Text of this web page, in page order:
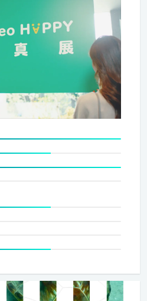
してやろう」 「これだけの金額し
の対応で当然だ」 など、このよう
た要素で 構成された仕事の結果は
要
手のことを想って相手の気持ちを
ても ご依頼頂いている方々に喜ん
きるこ
いている方々へのまっすぐな想いが
常に対する考え方をプラスの方向に
感謝の気持ちと仕事の結果を残し
力を持ちかつそれを継続していく
の結果がどうなっていくのかを、
しょう。